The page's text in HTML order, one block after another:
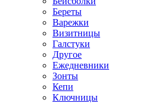
Береты
Варежки
Визитницы
Галстуки
Другое
Ежедневники
Зонты
Кепи
Ключницы